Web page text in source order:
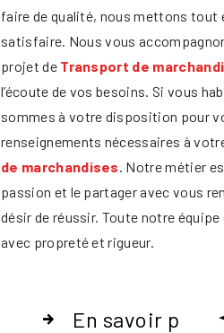
faire de qualité, nous mettons tout
satisfaire. Nous vous
projet de Transport de
l’écoute de vos besoins. Si vous
sommes à votre disposition pour
renseignements nécessaires à
de marchandises. Notre métier
passion et le partager avec vous
désir de réussir. Toute notre
avec propreté et rigueur.
En savoir plus